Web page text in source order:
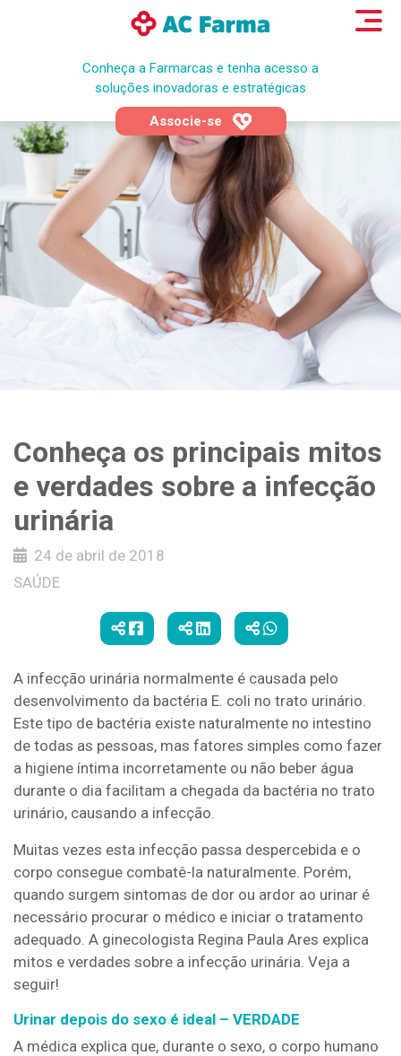
Conheça a Farmarcas e tenha acesso a
soluções inovadoras e estratégicas
Associe-se
Conheça os principais mitos
e verdades sobre a infecção
urinária
24 de abril de 2018
SAÚDE
A infecção urinária normalmente é causada pelo
desenvolvimento da bactéria E. coli no trato urinário.
Este tipo de bactéria existe naturalmente no intestino
de todas as pessoas, mas fatores simples como fazer
a higiene íntima incorretamente ou não beber água
durante o dia facilitam a chegada da bactéria no trato
urinário, causando a infecção.
Muitas vezes esta infecção passa despercebida e o
corpo consegue combatê-la naturalmente. Porém,
quando surgem sintomas de dor ou ardor ao urinar é
necessário procurar o médico e iniciar o tratamento
adequado. A ginecologista Regina Paula Ares explica
mitos e verdades sobre a infecção urinária. Veja a
seguir!
Urinar depois do sexo é ideal – VERDADE
A médica explica que, durante o sexo, o corpo humano